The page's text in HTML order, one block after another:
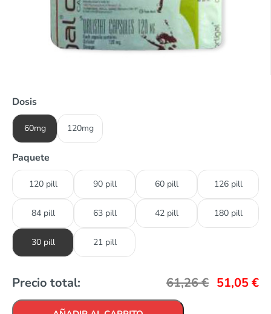
Dosis
60mg 120mg
Paquete
120 pill 90 pill 60 pill 126 pill
84 pill 63 pill 42 pill 180 pill
30 pill 21 pill
Precio total: 61,26€ 51,05€